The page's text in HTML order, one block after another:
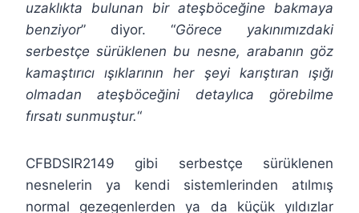
uzaklıkta bulunan bir ateşböceğine bakmaya
benziyor” diyor. “Görece yakınımızdaki
serbestçe sürüklenen bu nesne, arabanın göz
kamaştırıcı ışıklarının her şeyi karıştıran ışığı
olmadan ateşböceğini detaylıca görebilme
fırsatı sunmuştur.“
CFBDSIR2149 gibi serbestçe sürüklenen
nesnelerin ya kendi sistemlerinden atılmış
normal gezegenlerden ya da küçük yıldızlar